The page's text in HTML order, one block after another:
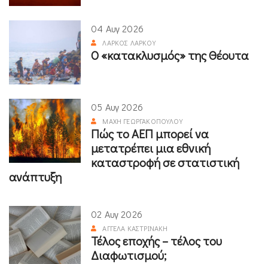
04 Αυγ 2026
ΛΆΡΚΟΣ ΛΆΡΚΟΥ
Ο «κατακλυσμός» της Θέουτα
05 Αυγ 2026
ΜΆΧΗ ΓΕΩΡΓΑΚΟΠΟΎΛΟΥ
Πώς το ΑΕΠ μπορεί να
μετατρέπει μια εθνική
καταστροφή σε στατιστική
ανάπτυξη
02 Αυγ 2026
ΑΓΓΈΛΑ ΚΑΣΤΡΙΝΆΚΗ
Τέλος εποχής – τέλος του
Διαφωτισμού;